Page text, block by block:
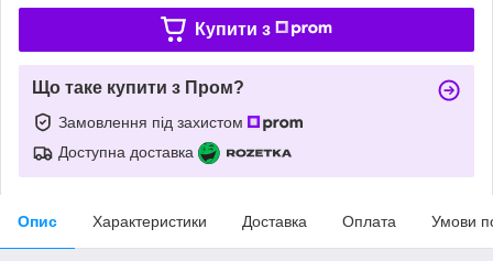
Купити з
Що таке купити з Пром?
Замовлення під захистом
Доступна доставка
Опис Характеристики Доставка Оплата Умови